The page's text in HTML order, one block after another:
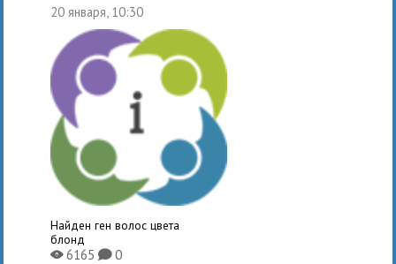
20 января, 10:30
Найден ген волос цвета
блонд
X6165K0